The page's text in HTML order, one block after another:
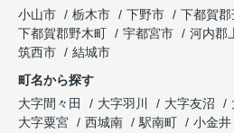
小山市
栃木市 下野市
下都賀
下都賀郡野木町
宇都宮市 河内郡
筑西市
結城市
町名から探す
大字間々田
大字羽川 大字友沼
大字粟宮
西城南 駅南町 小金井